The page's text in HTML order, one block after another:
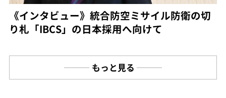
《インタビュー》統合防空ミサイル防衛の切
り札「IBCS」の日本採用へ向けて
もっと見る